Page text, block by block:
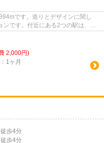
です。造りとデザインに関し
ンです。付近にある2つの駅は、用
2,000円)
1ヶ月
徒歩4分
徒歩4分